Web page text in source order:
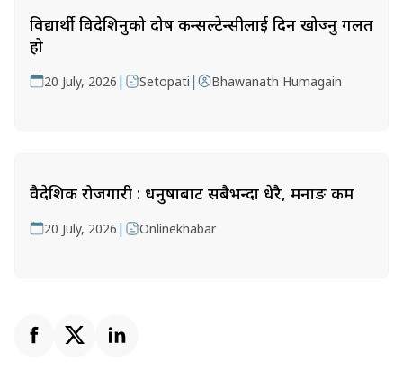
विद्यार्थी विदेशिनुको दोष कन्सल्टेन्सीलाई दिन खोज्नु गलत
हो
20 July, 2026 | Setopati | Bhawanath Humagain
वैदेशिक रोजगारी : धनुषाबाट सबैभन्दा धेरै, मनाङ कम
20 July, 2026 | Onlinekhabar